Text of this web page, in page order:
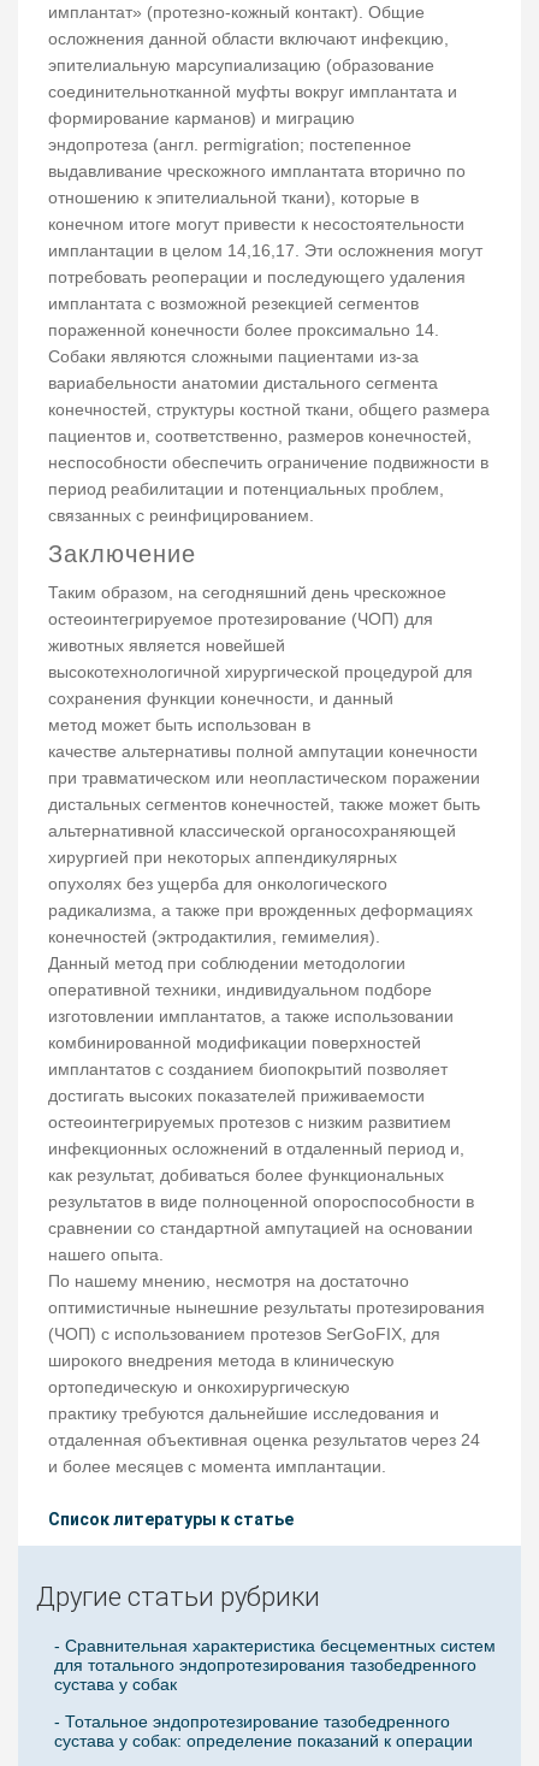
имплантат» (протезно-кожный контакт). Общие
осложнения данной области включают инфекцию,
эпителиальную марсупиализацию (образование
соединительнотканной муфты вокруг имплантата и
формирование карманов) и миграцию
эндопротеза (англ. permigration; постепенное
выдавливание чрескожного имплантата вторично по
отношению к эпителиальной ткани), которые в
конечном итоге могут привести к несостоятельности
имплантации в целом 14,16,17. Эти осложнения могут
потребовать реоперации и последующего удаления
имплантата с возможной резекцией сегментов
пораженной конечности более проксимально 14.
Собаки являются сложными пациентами из-за
вариабельности анатомии дистального сегмента
конечностей, структуры костной ткани, общего размера
пациентов и, соответственно, размеров конечностей,
неспособности обеспечить ограничение подвижности в
период реабилитации и потенциальных проблем,
связанных с реинфицированием.
Заключение
Таким образом, на сегодняшний день чрескожное
остеоинтегрируемое протезирование (ЧОП) для
животных является новейшей
высокотехнологичной хирургической процедурой для
сохранения функции конечности, и данный
метод может быть использован в
качестве альтернативы полной ампутации конечности
при травматическом или неопластическом поражении
дистальных сегментов конечностей, также может быть
альтернативной классической органосохраняющей
хирургией при некоторых аппендикулярных
опухолях без ущерба для онкологического
радикализма, а также при врожденных деформациях
конечностей (эктродактилия, гемимелия).
Данный метод при соблюдении методологии
оперативной техники, индивидуальном подборе
изготовлении имплантатов, а также использовании
комбинированной модификации поверхностей
имплантатов с созданием биопокрытий позволяет
достигать высоких показателей приживаемости
остеоинтегрируемых протезов с низким развитием
инфекционных осложнений в отдаленный период и,
как результат, добиваться более функциональных
результатов в виде полноценной опороспособности в
сравнении со стандартной ампутацией на основании
нашего опыта.
По нашему мнению, несмотря на достаточно
оптимистичные нынешние результаты протезирования
(ЧОП) с использованием протезов SerGoFIX, для
широкого внедрения метода в клиническую
ортопедическую и онкохирургическую
практику требуются дальнейшие исследования и
отдаленная объективная оценка результатов через 24
и более месяцев с момента имплантации.
Список литературы к статье
Другие статьи рубрики
- Сравнительная характеристика бесцементных систем
для тотального эндопротезирования тазобедренного
сустава у собак
- Тотальное эндопротезирование тазобедренного
сустава у собак: определение показаний к операции